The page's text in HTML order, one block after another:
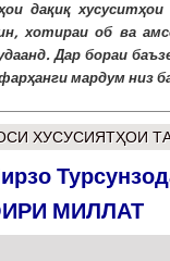
дақиқ
хотираи об ва
Дар бораи
мардум низ
ХУСУСИЯТҲОИ
МИЛЛАТ